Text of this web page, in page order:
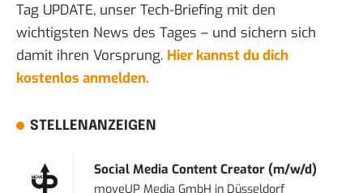
Tag UPDATE, unser Tech-Briefing mit den
wichtigsten News des Tages – und sichern sich
damit ihren Vorsprung. Hier kannst du dich
kostenlos anmelden.
STELLENANZEIGEN
Social Media Content Creator (m/w/d)
moveUP Media GmbH in Düsseldorf